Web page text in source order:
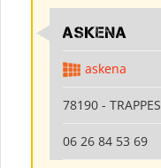
ASKENA
askena
78190 - TRAPPES
06 26 84 53 69